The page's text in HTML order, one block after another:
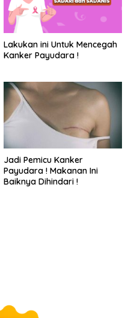
Lakukan ini Untuk Mencegah
Kanker Payudara !
Jadi Pemicu Kanker
Payudara ! Makanan Ini
Baiknya Dihindari !